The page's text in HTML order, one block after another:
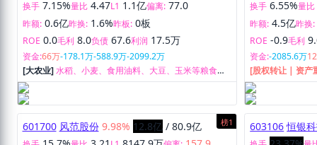
600127 金健米业 9.98% 2.7亿
换手 7.15%量比 4.47 L1 1.1亿偏离: 77.0
昨额: 0.6亿昨换: 1.6%昨板: 0板
ROE 0.0毛利 8.0负债 67.6利润 17.5万
资金:
[大农业]水稻、小麦、食用油料、大豆、玉米等粮食作
物的精深加工、销售及乳制品、休闲食品的生产、销
售。
603221 爱丽
换手 6.55%量比
昨额: 4.5亿昨换:
ROE -0.9 毛利
资金:
[股权转让 | 资产
售。